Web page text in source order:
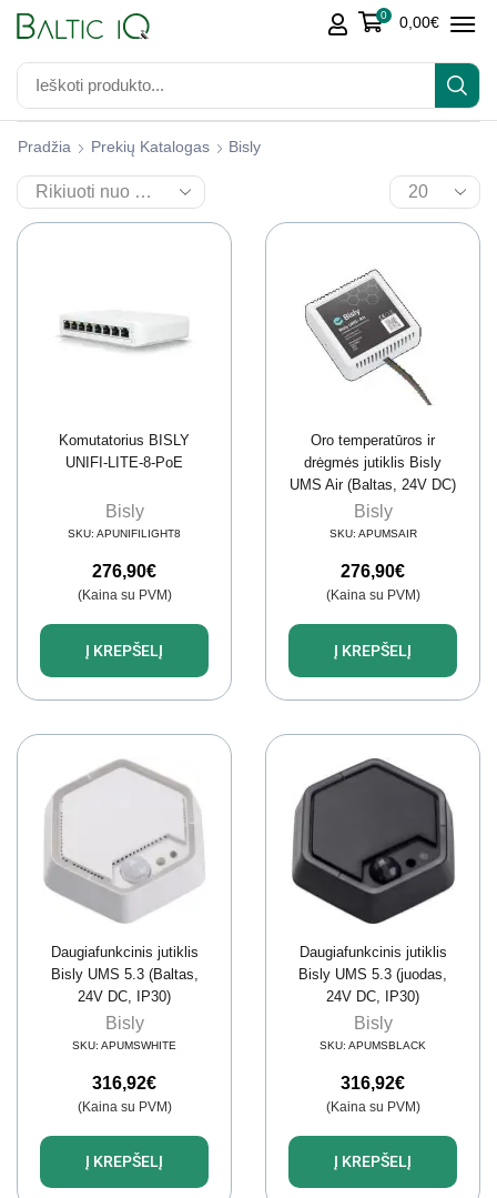
0 0,00€
Pradžia Prekių Katalogas Bisly
Komutatorius BISLY
UNIFI-LITE-8-PoE
Bisly
SKU: APUNIFILIGHT8
276,90€
(Kaina su PVM)
Į KREPŠELĮ
Oro temperatūros ir
drėgmės jutiklis Bisly
UMS Air (Baltas, 24V DC)
Bisly
SKU: APUMSAIR
276,90€
(Kaina su PVM)
Į KREPŠELĮ
Daugiafunkcinis jutiklis
Bisly UMS 5.3 (Baltas,
24V DC, IP30)
Bisly
SKU: APUMSWHITE
316,92€
(Kaina su PVM)
Į KREPŠELĮ
Daugiafunkcinis jutiklis
Bisly UMS 5.3 (juodas,
24V DC, IP30)
Bisly
SKU: APUMSBLACK
316,92€
(Kaina su PVM)
Į KREPŠELĮ